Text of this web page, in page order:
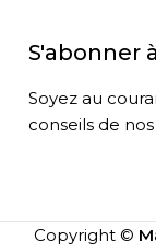
S'abonner
Soyez au
conseils de
Copyright ©